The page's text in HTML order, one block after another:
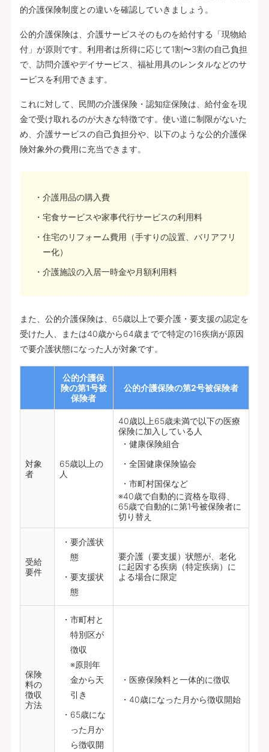
的介護保険制度との違いを確認していきましょう。
公的介護保険は、介護サービスそのものを給付する「現物給
付」が原則です。利用者は所得に応じて1割〜3割の自己負担
で、訪問介護やデイサービス、福祉用具のレンタルなどのサ
ービスを利用できます。
これに対して、民間の介護保険・認知症保険は、給付金を現
金で受け取れるのが大きな特徴です。使い道に制限がないた
め、介護サービスの自己負担分や、以下のような公的介護保
険対象外の費用に充当できます。
介護用品の購入費
宅食サービスや家事代行サービスの利用料
住宅のリフォーム費用（手すりの設置、バリアフリ
ー化）
介護施設の入居一時金や月額利用料
また、公的介護保険は、65歳以上で要介護・要支援の認定を
受けた人、または40歳から64歳までで特定の16疾病が原因
で要介護状態になった人が対象です。
公的介護保
険の第1号被
保険者
公的介護保険の第2号被保険者
対象
者
65歳以上の
人
40歳以上65歳未満で以下の医療
保険に加入している人
健康保険組合
全国健康保険協会
市町村国保など
※40歳で自動的に資格を取得、
65歳で自動的に第1号被保険者に
切り替え
受給
要件
要介護状
態
要支援状
態
要介護（要支援）状態が、老化
に起因する疾病（特定疾病）に
よる場合に限定
保険
料の
徴収
方法
市町村と
特別区が
徴収
※原則年
金から天
引き
65歳にな
った月か
ら徴収開
医療保険料と一体的に徴収
40歳になった月から徴収開始